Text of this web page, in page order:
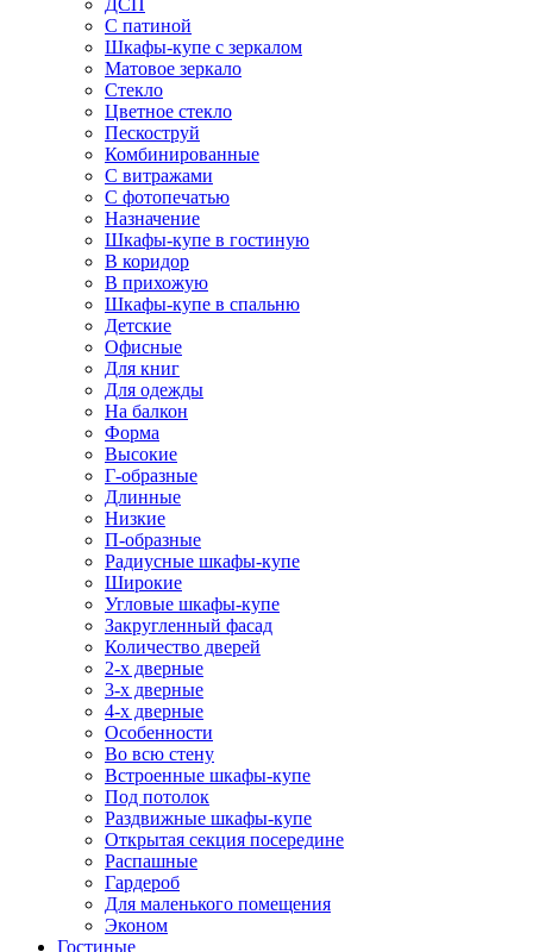
ДСП
С патиной
Шкафы-купе с зеркалом
Матовое зеркало
Стекло
Цветное стекло
Пескоструй
Комбинированные
С витражами
С фотопечатью
Назначение
Шкафы-купе в гостиную
В коридор
В прихожую
Шкафы-купе в спальню
Детские
Офисные
Для книг
Для одежды
На балкон
Форма
Высокие
Г-образные
Длинные
Низкие
П-образные
Радиусные шкафы-купе
Широкие
Угловые шкафы-купе
Закругленный фасад
Количество дверей
2-х дверные
3-х дверные
4-х дверные
Особенности
Во всю стену
Встроенные шкафы-купе
Под потолок
Раздвижные шкафы-купе
Открытая секция посередине
Распашные
Гардероб
Для маленького помещения
Эконом
Гостиные